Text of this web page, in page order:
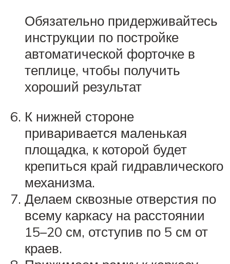
Обязательно придерживайтесь
инструкции по постройке
автоматической форточке в
теплице, чтобы получить
хороший результат
К нижней стороне
приваривается маленькая
площадка, к которой будет
крепиться край гидравлического
механизма.
Делаем сквозные отверстия по
всему каркасу на расстоянии
15–20 см, отступив по 5 см от
краев.